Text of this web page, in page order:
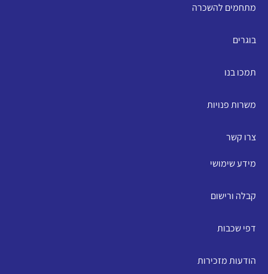
מתחמים להשכרה
בוגרים
תמכו בנו
משרות פנויות
צרו קשר
מידע שימושי
קבלה ורישום
דפי שכבות
הודעות מזכירות